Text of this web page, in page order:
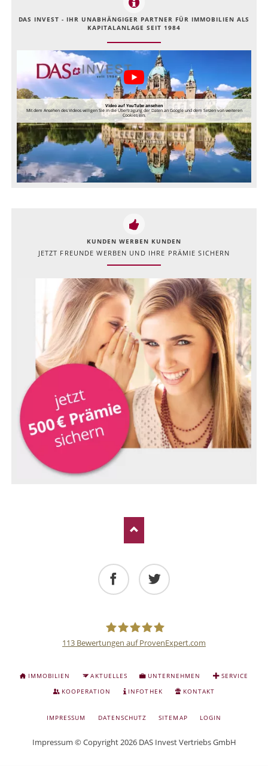
DAS INVEST - IHR UNABHÄNGIGER PARTNER FÜR IMMOBILIEN ALS
KAPITALANLAGE SEIT 1984
Video auf YouTube ansehen
Mit dem Ansehen des Videos willigen Sie in die Übertragung der Daten an Google und dem Setzen von weiteren
Cookies ein.
KUNDEN WERBEN KUNDEN
JETZT FREUNDE WERBEN UND IHRE PRÄMIE SICHERN
Anlage
und
113 Bewertungen auf ProvenExpert.com
NAVIGATION
ÜBERSPRINGEN
IMMOBILIEN AKTUELLES UNTERNEHMEN
SERVICE
KOOPERATION
INFOTHEK KONTAKT
NAVIGATION
IMPRESSUM DATENSCHUTZ SITEMAP LOGIN
Impressum © Copyright 2026 DAS Invest Vertriebs GmbH